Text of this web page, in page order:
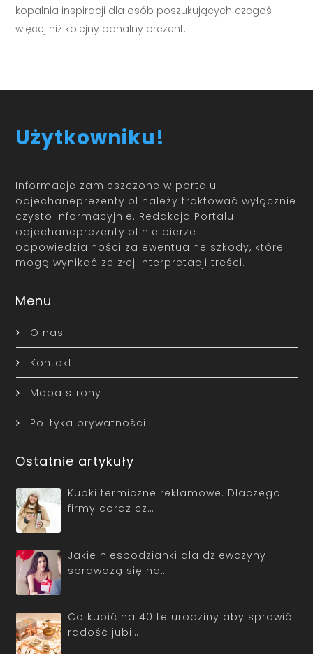
kopalnia inspiracji dla osób poszukujących czegoś
więcej niż kolejny banalny prezent.
Użytkowniku!
Informacje zamieszczone w portalu
odjechaneprezenty.pl należy traktować wyłącznie
czysto informacyjnie. Redakcja Portalu
odjechaneprezenty.pl nie bierze
odpowiedzialności za ewentualne szkody, które
mogą wynikać ze złej interpretacji treści.
Menu
O nas
Kontakt
Mapa strony
Polityka prywatności
Ostatnie artykuły
Kubki termiczne reklamowe. Dlaczego
firmy coraz cz…
Jakie niespodzianki dla dziewczyny
sprawdzą się na…
Co kupić na 40 te urodziny aby sprawić
radość jubi…